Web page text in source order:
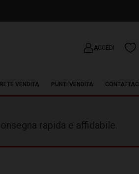
ACCEDI
RETE VENDITA PUNTI VENDITA CONTATTACI
rapida e affidabile.